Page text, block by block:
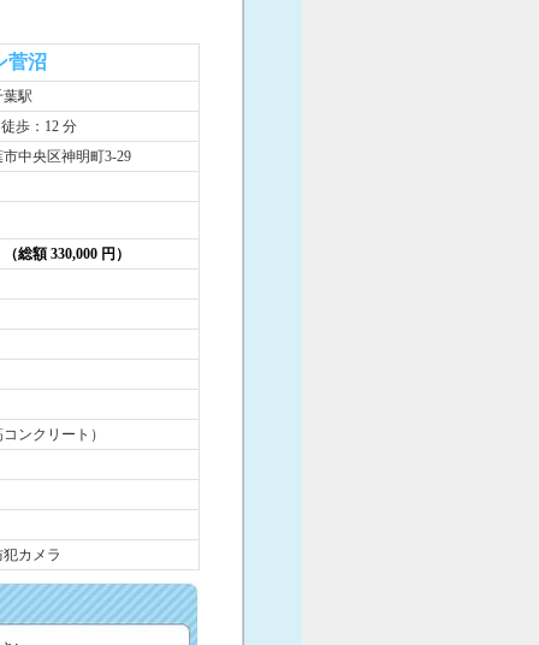
菅沼
駅
歩：12 分
中央区神明町3-29
総額 330,000 円）
ンクリート）
カメラ